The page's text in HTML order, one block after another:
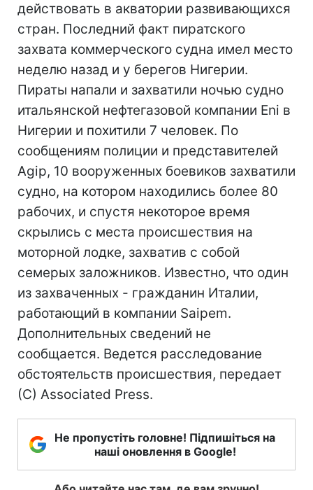
действовать в акватории развивающихся
стран. Последний факт пиратского
захвата коммерческого судна имел место
неделю назад и у берегов Нигерии.
Пираты напали и захватили ночью судно
итальянской нефтегазовой компании Eni в
Нигерии и похитили 7 человек. По
сообщениям полиции и представителей
Agip, 10 вооруженных боевиков захватили
судно, на котором находились более 80
рабочих, и спустя некоторое время
скрылись с места происшествия на
моторной лодке, захватив с собой
семерых заложников. Известно, что один
из захваченных - гражданин Италии,
работающий в компании Saipem.
Дополнительных сведений не
сообщается. Ведется расследование
обстоятельств происшествия, передает
(С) Associated Press.
Не пропустіть головне! Підпишіться на
наші оновлення в Google!